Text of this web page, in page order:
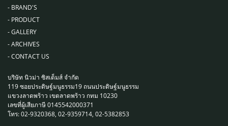
- BRAND'S
- PRODUCT
-GALLERY
-ARCHIVES
-CONTACT US
บริษัท นิวม่า ซิสเต็มส์ จำกัด
119 ซอยประดิษฐ์มนูธรรม19 ถนนประดิษฐ์มนูธรรม
แขวงลาดพร้าว เขตลาดพร้าว กทม 10230
เลขที่ผู้เสียภาษี 0145542000371
โทร: 02-9320368, 02-9359714, 02-5382853